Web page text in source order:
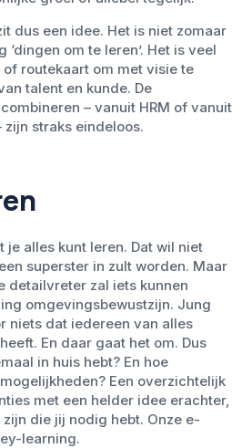
dus een idee. Het is niet zomaar
om te leren’. Het is veel
routekaart om met visie te
talent en kunde. De
– vanuit HRM of vanuit
straks eindeloos.
je alles kunt leren. Dat wil niet
superster in zult worden. Maar
detailvreter zal iets kunnen
omgevingsbewustzijn. Jung
niets dat iedereen van alles
En daar gaat het om. Dus
in huis hebt? En hoe
Een overzichtelijk
met een helder idee erachter,
die jij nodig hebt. Onze e-
learning.